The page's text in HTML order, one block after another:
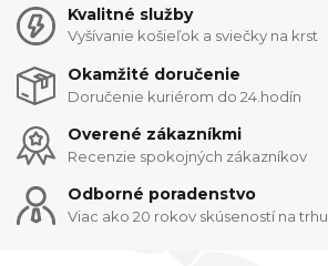
Kvalitné služby
Vyšívanie košieľok a sviečky na krst
Okamžité doručenie
Doručenie kuriérom do 24.hodín
Overené zákazníkmi
Recenzie spokojných zákazníkov
Odborné poradenstvo
Viac ako 20 rokov skúseností na trhu